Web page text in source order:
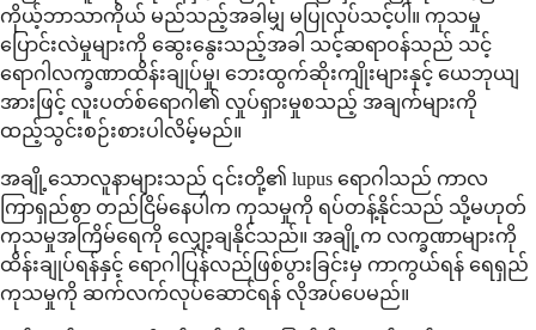
ကိုယ့်ဘာသာကိုယ် မည်သည့်အခါမျှ မပြုလုပ်သင့်ပါ။ ကုသမှု
ပြောင်းလဲမှုများကို ဆွေးနွေးသည့်အခါ သင့်ဆရာဝန်သည် သင့်
ရောဂါလက္ခဏာထိန်းချုပ်မှု၊ ဘေးထွက်ဆိုးကျိုးများနှင့် ယေဘုယျ
အားဖြင့် လူးပတ်စ်ရောဂါ၏ လှုပ်ရှားမှုစသည့် အချက်များကို
ထည့်သွင်းစဉ်းစားပါလိမ့်မည်။
အချို့သောလူနာများသည် ၎င်းတို့၏ lupus ရောဂါသည် ကာလ
ကြာရှည်စွာ တည်ငြိမ်နေပါက ကုသမှုကို ရပ်တန့်နိုင်သည် သို့မဟုတ်
ကုသမှုအကြိမ်ရေကို လျှော့ချနိုင်သည်။ အချို့က လက္ခဏာများကို
ထိန်းချုပ်ရန်နှင့် ရောဂါပြန်လည်ဖြစ်ပွားခြင်းမှ ကာကွယ်ရန် ရေရှည်
ကုသမှုကို ဆက်လက်လုပ်ဆောင်ရန် လိုအပ်ပေမည်။